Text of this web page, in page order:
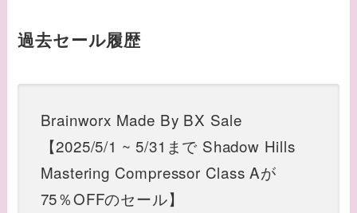
過去セール履歴
Brainworx Made By BX Sale
【2025/5/1 ~ 5/31まで Shadow Hills
Mastering Compressor Class Aが
75％OFFのセール】